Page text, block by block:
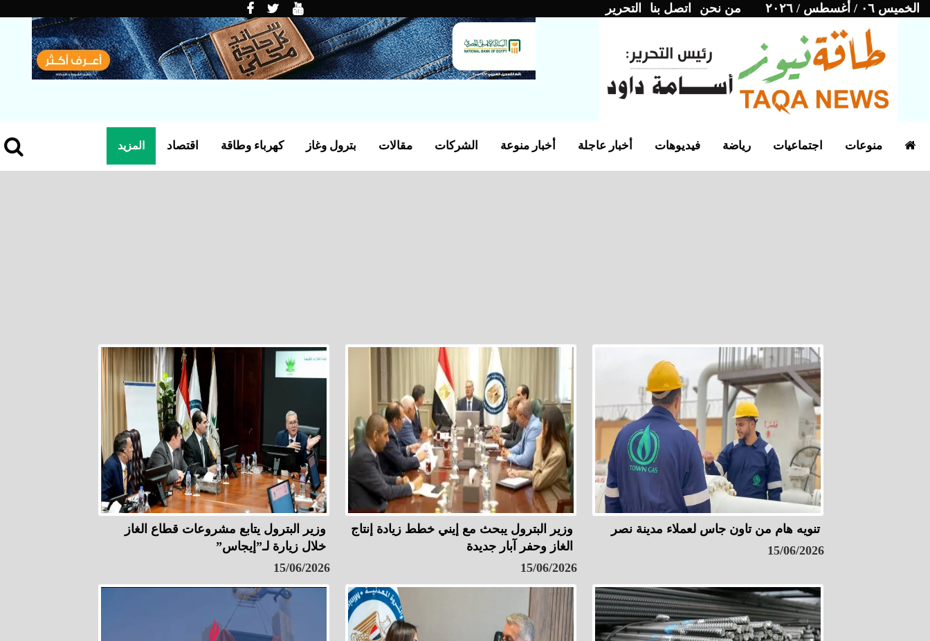
الخميس ٠٦ / أغسطس / ٢٠٢٦ من نحن اتصل بنا التحرير
المزيد اقتصاد كهرباء وطاقة بترول وغاز مقالات الشركات أخبار منوعة أخبار عاجلة فيديوهات رياضة اجتماعيات منوعات
تنويه هام من تاون جاس لعملاء مدينة نصر
15/06/2026
وزير البترول يبحث مع إيني خطط زيادة إنتاج
الغاز وحفر آبار جديدة
15/06/2026
وزير البترول يتابع مشروعات قطاع الغاز
خلال زيارة لـ”إيجاس”
15/06/2026